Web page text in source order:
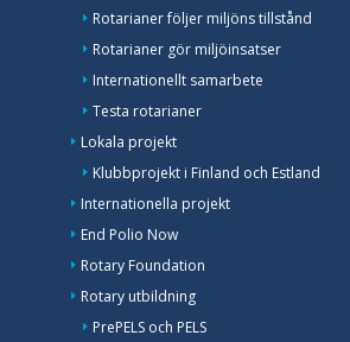
Rotarianer följer miljöns tillstånd
Rotarianer gör miljöinsatser
Internationellt samarbete
Testa rotarianer
Lokala projekt
Klubbprojekt i Finland och Estland
Internationella projekt
End Polio Now
Rotary Foundation
Rotary utbildning
PrePELS och PELS